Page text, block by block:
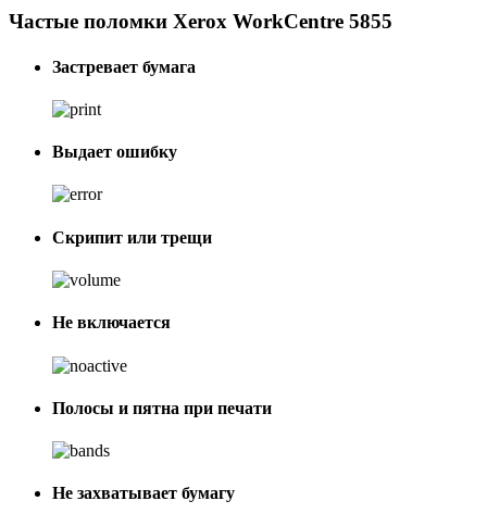
Частые поломки Xerox WorkCentre 5855
Застревает бумага
Выдает ошибку
Скрипит или трещи
Не включается
Полосы и пятна при печати
Не захватывает бумагу